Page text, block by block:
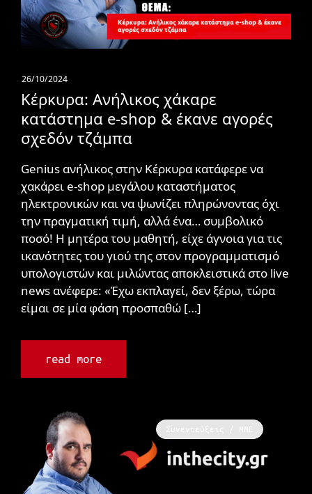
26/10/2024
Κέρκυρα: Ανήλικος χάκαρε
κατάστημα e-shop & έκανε αγορές
σχεδόν τζάμπα
Genius ανήλικος στην Κέρκυρα κατάφερε να
χακάρει e-shop μεγάλου καταστήματος
ηλεκτρονικών και να ψωνίζει πληρώνοντας όχι
την πραγματική τιμή, αλλά ένα… συμβολικό
ποσό! Η μητέρα του μαθητή, είχε άγνοια για τις
ικανότητες του γιού της στον προγραμματισμό
υπολογιστών και μιλώντας αποκλειστικά στο live
news ανέφερε: «Έχω εκπλαγεί, δεν ξέρω, τώρα
είμαι σε μία φάση προσπαθώ […]
read more
Συνεντεύξεις / ΜΜΕ